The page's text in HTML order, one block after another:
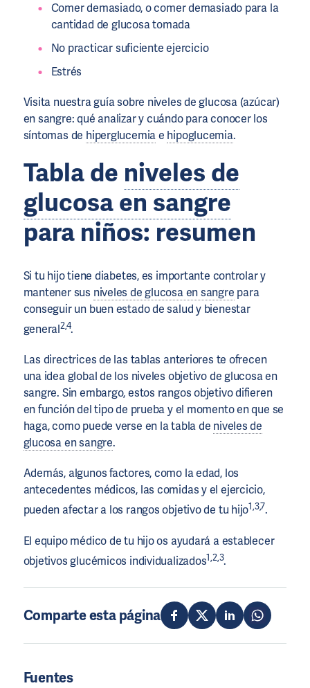
Comer demasiado, o comer demasiado para la
cantidad de glucosa tomada
No practicar suficiente ejercicio
Estrés
Visita nuestra guía sobre niveles de glucosa (azúcar)
en sangre: qué analizar y cuándo para conocer los
síntomas de hiperglucemiae hipoglucemia.
Tabla de niveles de
glucosa en sangre
para niños: resumen
Si tu hijo tiene diabetes, es importante controlar y
mantener sus niveles de glucosa en sangre para
conseguir un buen estado de salud y bienestar
general2,4.
Las directrices de las tablas anteriores te ofrecen
una idea global de los niveles objetivo de glucosa en
sangre. Sin embargo, estos rangos objetivo difieren
en función del tipo de prueba y el momento en que se
haga, como puede verse en la tabla de niveles de
glucosa en sangre.
Además, algunos factores, como la edad, los
antecedentes médicos, las comidas y el ejercicio,
pueden afectar a los rangos objetivo de tu hijo1,3,7.
El equipo médico de tu hijo os ayudará a establecer
objetivos glucémicos individualizados1,2,3.
Comparte esta página
Fuentes